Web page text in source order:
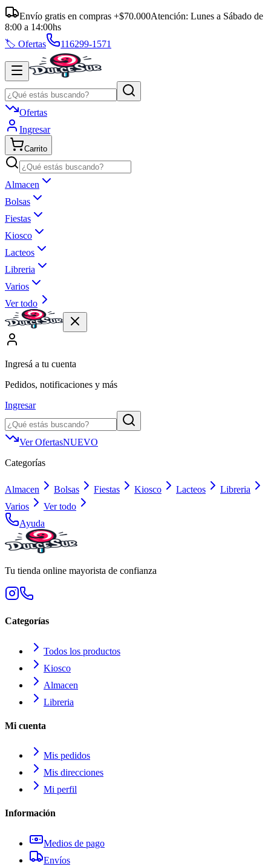
Envío gratis en compras +$70.000Atención: Lunes a Sábado de
8:00 a 14:00hs
🏷️ Ofertas
116299-1571
Ofertas
Ingresar
Carrito
Almacen
Bolsas
Fiestas
Kiosco
Lacteos
Libreria
Varios
Ver todo
Ingresá a tu cuenta
Pedidos, notificaciones y más
Ingresar
Ver OfertasNUEVO
Categorías
Almacen Bolsas Fiestas Kiosco Lacteos
Libreria
Varios
Ver todo
Ayuda
Tu tienda online mayorista de confianza
Categorías
Todos los productos
Kiosco
Almacen
Libreria
Mi cuenta
Mis pedidos
Mis direcciones
Mi perfil
Información
Medios de pago
Envíos